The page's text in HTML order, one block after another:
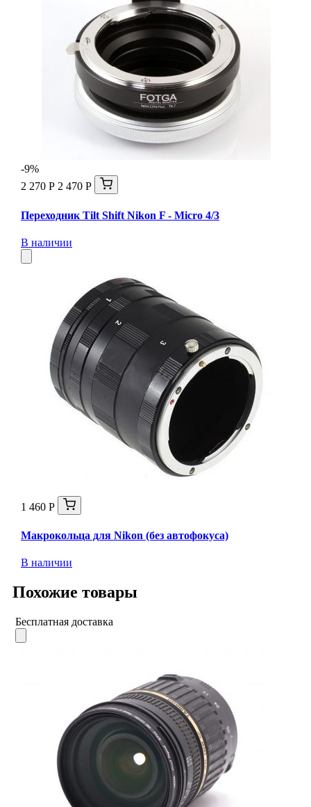
-9%
2 270 Р 2 470 Р
Переходник Tilt Shift Nikon F - Micro 4/3
В наличии
1 460 Р
Макрокольца для Nikon (без автофокуса)
В наличии
Похожие товары
Бесплатная доставка